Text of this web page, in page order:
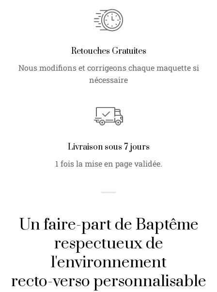
Retouches Gratuites
Nous modifions et corrigeons chaque maquette si
nécessaire
Livraison sous 7 jours
1 fois la mise en page validée.
Un faire-part de Baptême
respectueux de
l'environnement
recto-verso personnalisable